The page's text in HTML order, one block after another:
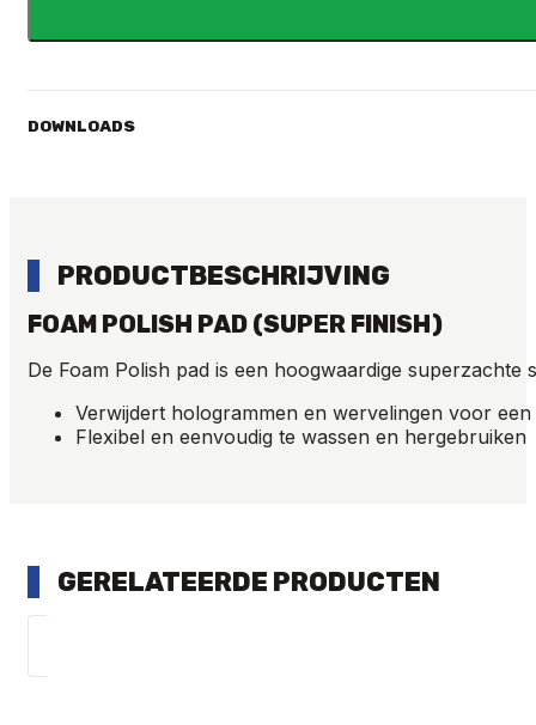
125MM
DOWNLOADS
PRODUCTBESCHRIJVING
FOAM POLISH PAD (SUPER FINISH)
De Foam Polish pad is een hoogwaardige superzachte
Verwijdert hologrammen en wervelingen voor
Flexibel en eenvoudig te wassen en hergebruiken
GERELATEERDE PRODUCTEN